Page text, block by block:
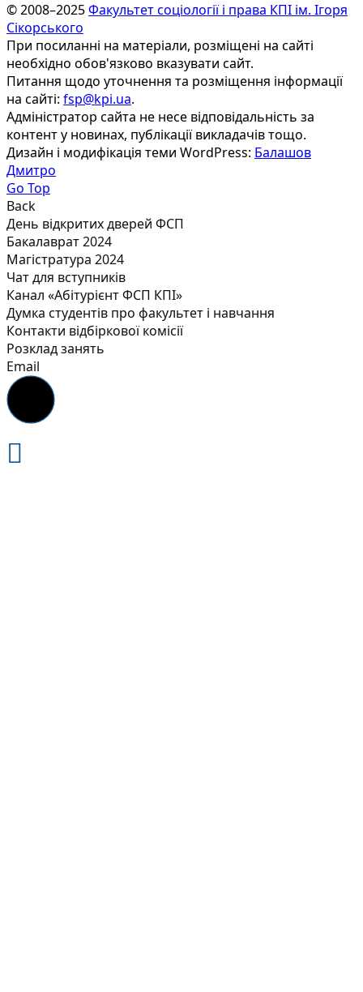
© 2008–2025Факультет соціології і права КПІ ім. Ігоря
Сікорського
При посиланні на матеріали, розміщені на сайті
необхідно обов'язково вказувати сайт.
Питання щодо уточнення та розміщення інформації
на сайті: fsp@kpi.ua.
Адміністратор сайта не несе відповідальність за
контент у новинах, публікації викладачів тощо.
Дизайн і модифікація теми WordPress: Балашов
Дмитро
Go Top
Back
День відкритих дверей ФСП
Бакалаврат 2024
Магістратура 2024
Чат для вступників
Канал «Абітурієнт ФСП КПІ»
Думка студентів про факультет і навчання
Контакти відбіркової комісії
Розклад занять
Email